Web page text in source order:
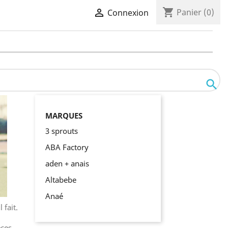
 Connexion shopping_cart Panier (0)

fait.
MARQUES
3 sprouts
ABA Factory
aden + anais
Altabebe
Anaé